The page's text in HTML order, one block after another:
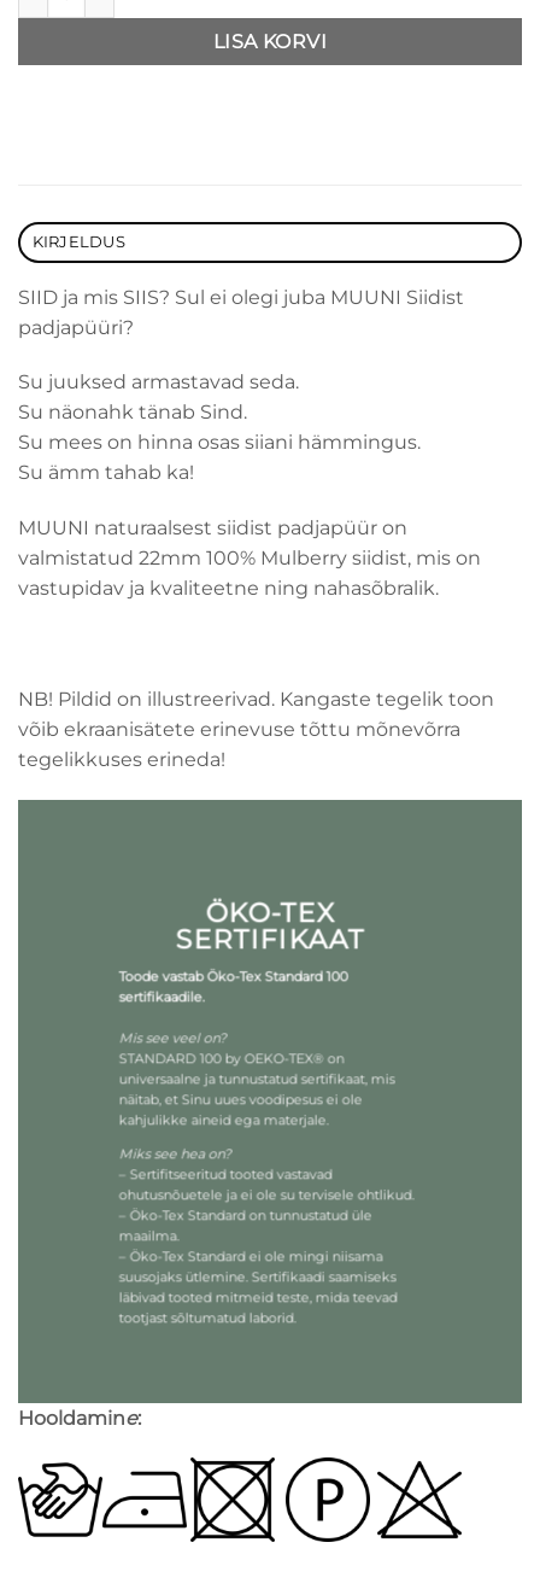
LISA KORVI
KIRJELDUS
SIID ja mis SIIS? Sul ei olegi juba MUUNI Siidist
padjapüüri?
Su juuksed armastavad seda.
Su näonahk tänab Sind.
Su mees on hinna osas siiani hämmingus.
Su ämm tahab ka!
MUUNI naturaalsest siidist padjapüür on
valmistatud 22mm 100% Mulberry siidist, mis on
vastupidav ja kvaliteetne ning nahasõbralik.
NB! Pildid on illustreerivad. Kangaste tegelik toon
võib ekraanisätete erinevuse tõttu mõnevõrra
tegelikkuses erineda!
ÖKO-TEX
SERTIFIKAAT
Toode vastab Öko-Tex Standard 100
sertifikaadile.
Mis see veel on?
STANDARD 100 by OEKO-TEX® on
universaalne ja tunnustatud sertifikaat, mis
näitab, et Sinu uues voodipesus ei ole
kahjulikke aineid ega materjale.
Miks see hea on?
– Sertifitseeritud tooted vastavad
ohutusnõuetele ja ei ole su tervisele ohtlikud.
– Öko-Tex Standard on tunnustatud üle
maailma.
– Öko-Tex Standard ei ole mingi niisama
suusojaks ütlemine. Sertifikaadi saamiseks
läbivad tooted mitmeid teste, mida teevad
tootjast sõltumatud laborid.
Hooldamine: